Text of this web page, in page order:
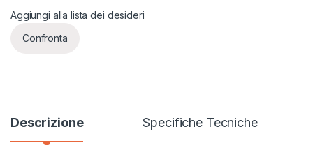
Aggiungi alla lista dei desideri
Confronta
Descrizione Specifiche Tecniche